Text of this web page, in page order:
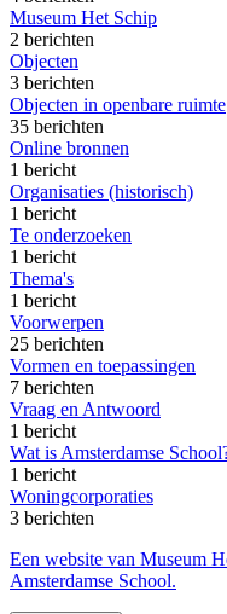
Museum Het Schip
2 berichten
Objecten
3 berichten
Objecten in openbare ruimte
35 berichten
Online bronnen
1 bericht
Organisaties (historisch)
1 bericht
Te onderzoeken
1 bericht
Thema's
1 bericht
Voorwerpen
25 berichten
Vormen en toepassingen
7 berichten
Vraag en Antwoord
1 bericht
Wat is Amsterdamse
1 bericht
Woningcorporaties
3 berichten
Een website van Museum
Amsterdamse School.